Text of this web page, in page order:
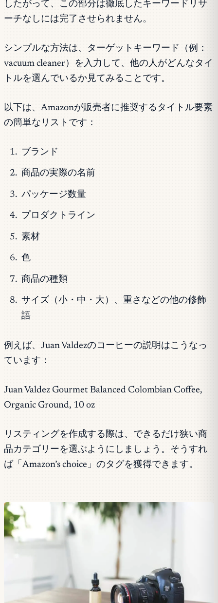
したがって、この部分は徹底したキーワードリサ
ーチなしには完了させられません。
シンプルな方法は、ターゲットキーワード（例：
vacuum cleaner）を入力して、他の人がどんなタイ
トルを選んでいるか見てみることです。
以下は、Amazonが販売者に推奨するタイトル要素
の簡単なリストです：
ブランド
商品の実際の名前
パッケージ数量
プロダクトライン
素材
色
商品の種類
サイズ（小・中・大）、重さなどの他の修飾
語
例えば、Juan Valdezのコーヒーの説明はこうなっ
ています：
Juan Valdez Gourmet Balanced Colombian Coffee,
Organic Ground, 10 oz
リスティングを作成する際は、できるだけ狭い商
品カテゴリーを選ぶようにしましょう。そうすれ
ば「Amazon’s choice」のタグを獲得できます。